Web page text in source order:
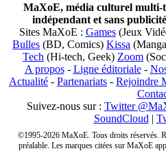
MaXoE, média culturel multi-
indépendant et sans
Sites MaXoE : Games(Jeux
Bulles (BD, Comics) Kissa
Tech (Hi-tech, Geek) Zoom
A propos- Ligne éditoriale-
Actualité - Partenariats - Rejoindre
Suivez-nous sur : Twitter
SoundCloud |
©1995-2026 MaXoE. Tous droits réservés.
préalable. Les marques citées sur MaXoE